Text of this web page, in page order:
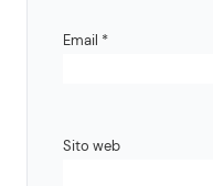
Email *
Sito web